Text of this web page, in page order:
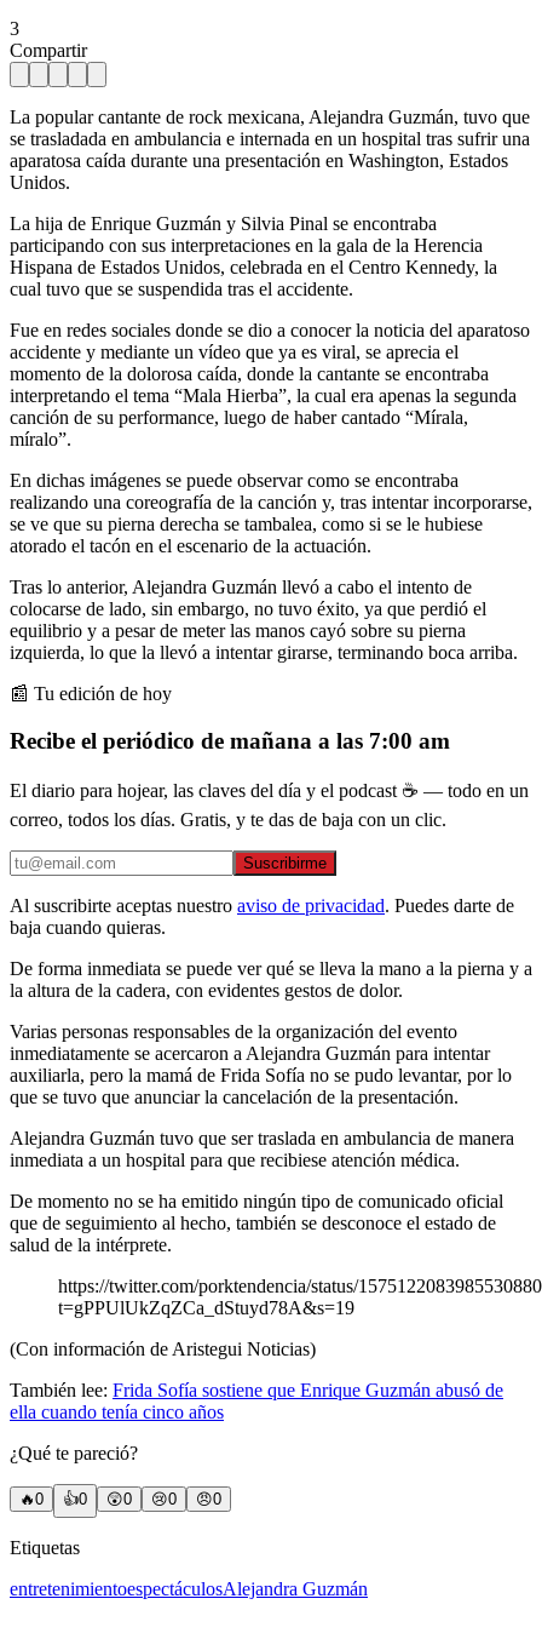
3
Compartir
La popular cantante de rock mexicana, Alejandra Guzmán, tuvo que
se trasladada en ambulancia e internada en un hospital tras sufrir una
aparatosa caída durante una presentación en Washington, Estados
Unidos.
La hija de Enrique Guzmán y Silvia Pinal se encontraba
participando con sus interpretaciones en la gala de la Herencia
Hispana de Estados Unidos, celebrada en el Centro Kennedy, la
cual tuvo que se suspendida tras el accidente.
Fue en redes sociales donde se dio a conocer la noticia del aparatoso
accidente y mediante un vídeo que ya es viral, se aprecia el
momento de la dolorosa caída, donde la cantante se encontraba
interpretando el tema “Mala Hierba”, la cual era apenas la segunda
canción de su performance, luego de haber cantado “Mírala,
míralo”.
En dichas imágenes se puede observar como se encontraba
realizando una coreografía de la canción y, tras intentar incorporarse,
se ve que su pierna derecha se tambalea, como si se le hubiese
atorado el tacón en el escenario de la actuación.
Tras lo anterior, Alejandra Guzmán llevó a cabo el intento de
colocarse de lado, sin embargo, no tuvo éxito, ya que perdió el
equilibrio y a pesar de meter las manos cayó sobre su pierna
izquierda, lo que la llevó a intentar girarse, terminando boca arriba.
📰 Tu edición de hoy
Recibe el periódico de mañana a las 7:00 am
El diario para hojear, las claves del día y el podcast ☕ — todo en un
correo, todos los días. Gratis, y te das de baja con un clic.
Suscribirme
Al suscribirte aceptas nuestro aviso de privacidad. Puedes darte de
baja cuando quieras.
De forma inmediata se puede ver qué se lleva la mano a la pierna y a
la altura de la cadera, con evidentes gestos de dolor.
Varias personas responsables de la organización del evento
inmediatamente se acercaron a Alejandra Guzmán para intentar
auxiliarla, pero la mamá de Frida Sofía no se pudo levantar, por lo
que se tuvo que anunciar la cancelación de la presentación.
Alejandra Guzmán tuvo que ser traslada en ambulancia de manera
inmediata a un hospital para que recibiese atención médica.
De momento no se ha emitido ningún tipo de comunicado oficial
que de seguimiento al hecho, también se desconoce el estado de
salud de la intérprete.
https://twitter.com/porktendencia/status/
t=gPPUlUkZqZCa_dStuyd78A&s=19
(Con información de Aristegui Noticias)
También lee: Frida Sofía sostiene que Enrique Guzmán abusó de
ella cuando tenía cinco años
¿Qué te pareció?
🔥0 👍0 😲0 😢0 😠0
Etiquetas
entretenimientoespectáculosAlejandra Guzmán